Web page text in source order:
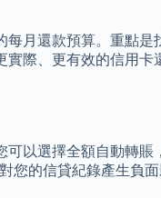
月還款預算。重點
際、更有效的信用
以選擇全額自動轉
您的信貸紀錄產生負